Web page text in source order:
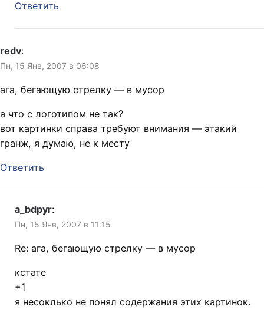
Ответить
redv:
Пн, 15 Янв, 2007 в 06:08
ага, бегающую стрелку — в мусор
а что с логотипом не так?
вот картинки справа требуют внимания — этакий
гранж, я думаю, не к месту
Ответить
a_bdpyr:
Пн, 15 Янв, 2007 в 11:15
Re: ага, бегающую стрелку — в мусор
кстате
+1
я несоклько не понял содержания этих картинок.